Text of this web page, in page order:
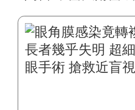
窗 特殊孩童不再